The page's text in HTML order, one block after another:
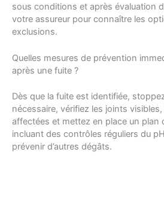
sous conditions et après évaluation
votre assureur pour connaître les
exclusions.
Quelles mesures de prévention
après une fuite ?
Dès que la fuite est identifiée,
nécessaire, vérifiez les joints
affectées et mettez en place un plan
incluant des contrôles réguliers du
prévenir d’autres dégâts.